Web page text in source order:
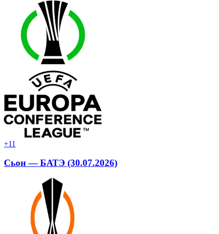
+11
Сьон — БАТЭ (30.07.2026)